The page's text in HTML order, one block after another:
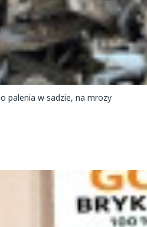
palenia w sadzie, na mrozy